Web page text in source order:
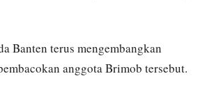
Banten terus mengembangkan
anggota Brimob tersebut.